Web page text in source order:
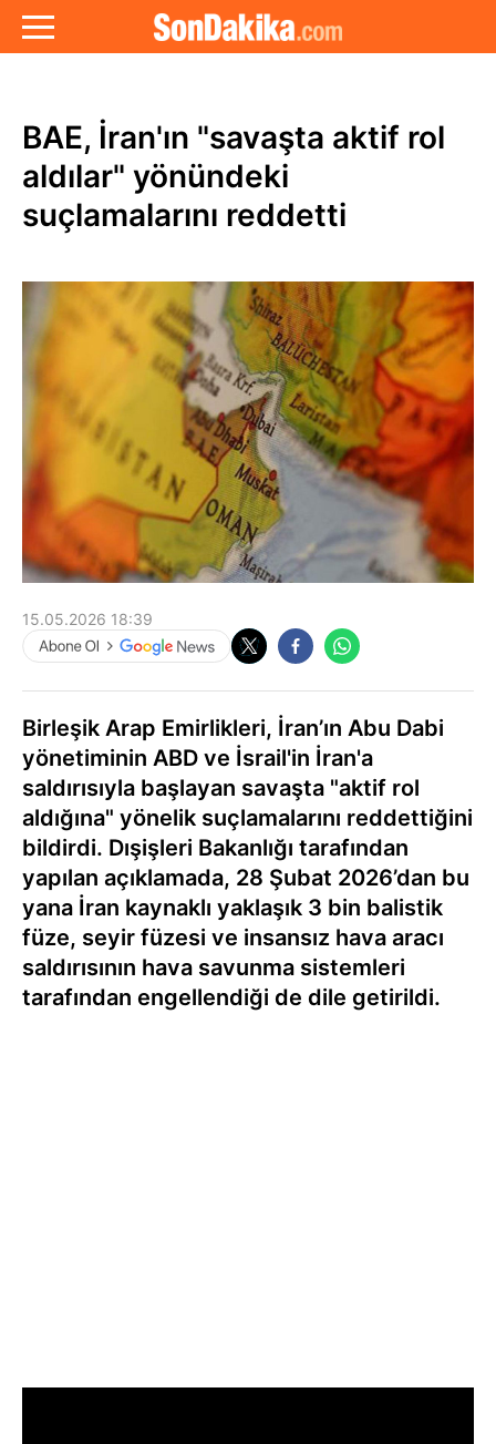
BAE, İran'ın "savaşta aktif rol
aldılar" yönündeki
suçlamalarını reddetti
15.05.2026 18:39
Birleşik Arap Emirlikleri, İran’ın Abu Dabi
yönetiminin ABD ve İsrail'in İran'a
saldırısıyla başlayan savaşta "aktif rol
aldığına" yönelik suçlamalarını reddettiğini
bildirdi. Dışişleri Bakanlığı tarafından
yapılan açıklamada, 28 Şubat 2026’dan bu
yana İran kaynaklı yaklaşık 3 bin balistik
füze, seyir füzesi ve insansız hava aracı
saldırısının hava savunma sistemleri
tarafından engellendiği de dile getirildi.